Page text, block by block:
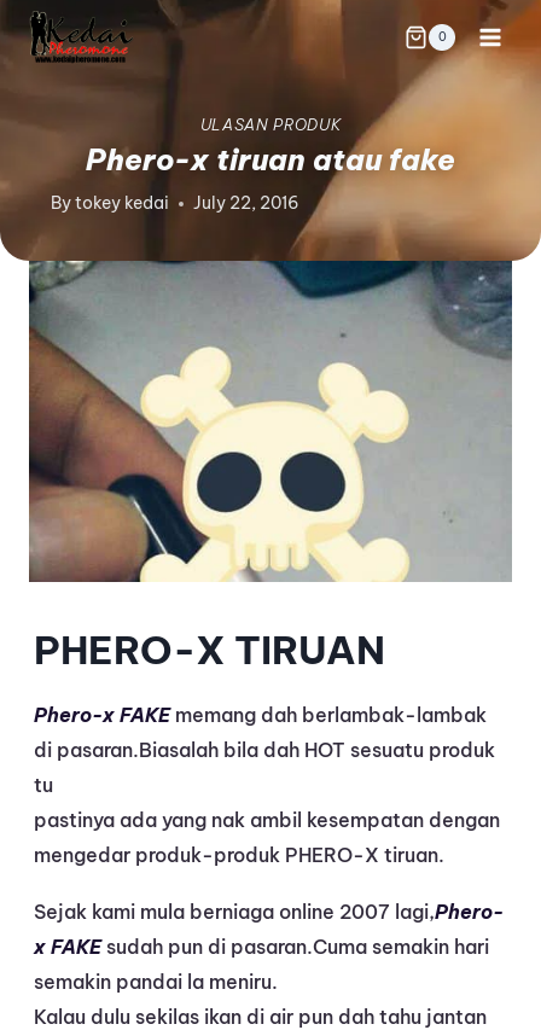
0
ULASAN PRODUK
Phero-x tiruan atau fake
Bytokey kedai July 22, 2016
PHERO-X TIRUAN
Phero-x FAKEmemang dah berlambak-lambak
di pasaran.Biasalah bila dah HOT sesuatu produk
tu
pastinya ada yang nak ambil kesempatan dengan
mengedar produk-produk PHERO-X tiruan.
Sejak kami mula berniaga online 2007 lagi,Phero-
x FAKEsudah pun di pasaran.Cuma semakin hari
semakin pandai la meniru.
Kalau dulu sekilas ikan di air pun dah tahu jantan